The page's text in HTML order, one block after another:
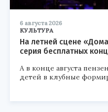
6 августа 2026
КУЛЬТУРА
На летней сцене
серия бесплатных
А в конце августа
детей в клубные